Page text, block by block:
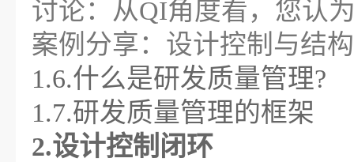
讨论：从QI角度看，您认
案例分享：设计控制与结
1.6.什么是研发质量管理?
1.7.研发质量管理的框架
2.设计控制闭环